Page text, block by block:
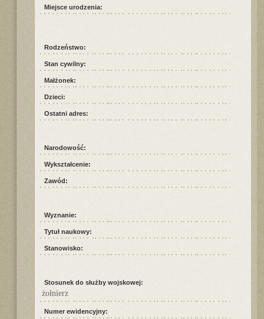
Miejsce urodzenia:
Rodzeństwo:
Stan cywilny:
Małżonek:
Dzieci:
Ostatni adres:
Narodowość:
Wykształcenie:
Zawód:
Wyznanie:
Tytuł naukowy:
Stanowisko:
Stosunek do służby wojskowej:
żołnierz
Numer ewidencyjny: